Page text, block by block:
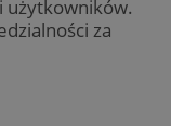
użytkowników.
za